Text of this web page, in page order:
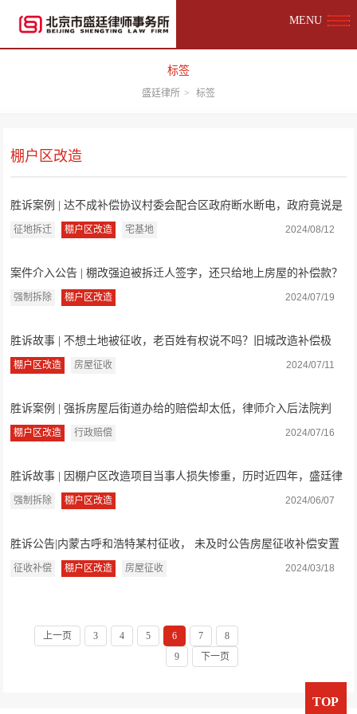
MENU
标签
盛廷律所 > 标签
棚户区改造
胜诉案例 | 达不成补偿协议村委会配合区政府断水断电，政府竟说是
为了保护村...
征地拆迁 棚户区改造 宅基地 2024/08/12
案件介入公告 | 棚改强迫被拆迁人签字，还只给地上房屋的补偿款？
某机械制造...
强制拆除 棚户区改造 2024/07/19
胜诉故事 | 不想土地被征收，老百姓有权说不吗？旧城改造补偿极
低，律师介入...
棚户区改造 房屋征收 2024/07/11
胜诉案例 | 强拆房屋后街道办给的赔偿却太低，律师介入后法院判
决：赔偿100...
棚户区改造 行政赔偿 2024/07/16
胜诉故事 | 因棚户区改造项目当事人损失惨重，历时近四年，盛廷律
师终为当事...
强制拆除 棚户区改造 2024/06/07
胜诉公告|内蒙古呼和浩特某村征收， 未及时公告房屋征收补偿安置
方案，法院...
征收补偿 棚户区改造 房屋征收 2024/03/18
上一页 3 4 5 6 7
8
9
下一页
TOP